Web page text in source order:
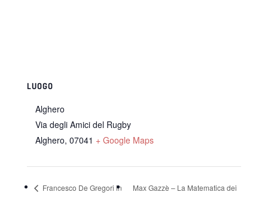
LUOGO
Alghero
Via degli Amici del Rugby
Alghero, 07041 + Google Maps
Francesco De Gregori in
Max Gazzè – La Matematica dei